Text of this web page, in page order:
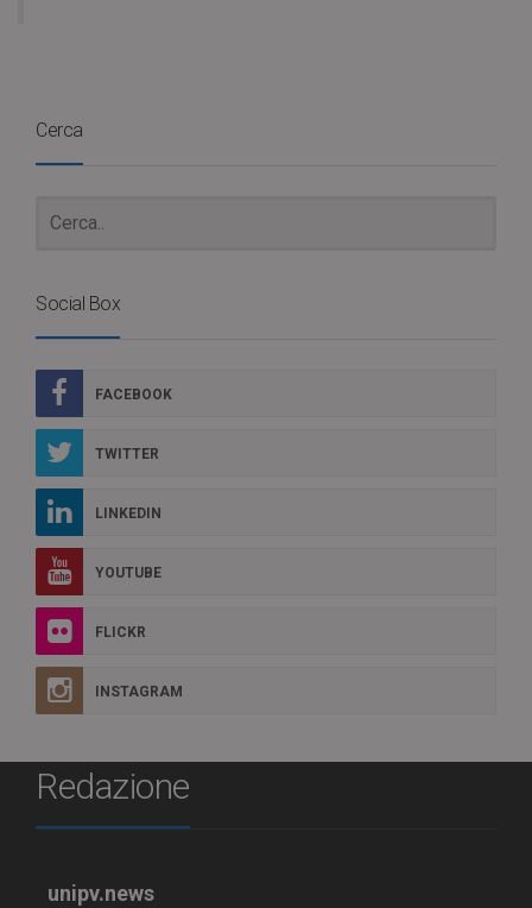
Cerca
Social Box
FACEBOOK
TWITTER
LINKEDIN
YOUTUBE
FLICKR
INSTAGRAM
Redazione
unipv.news